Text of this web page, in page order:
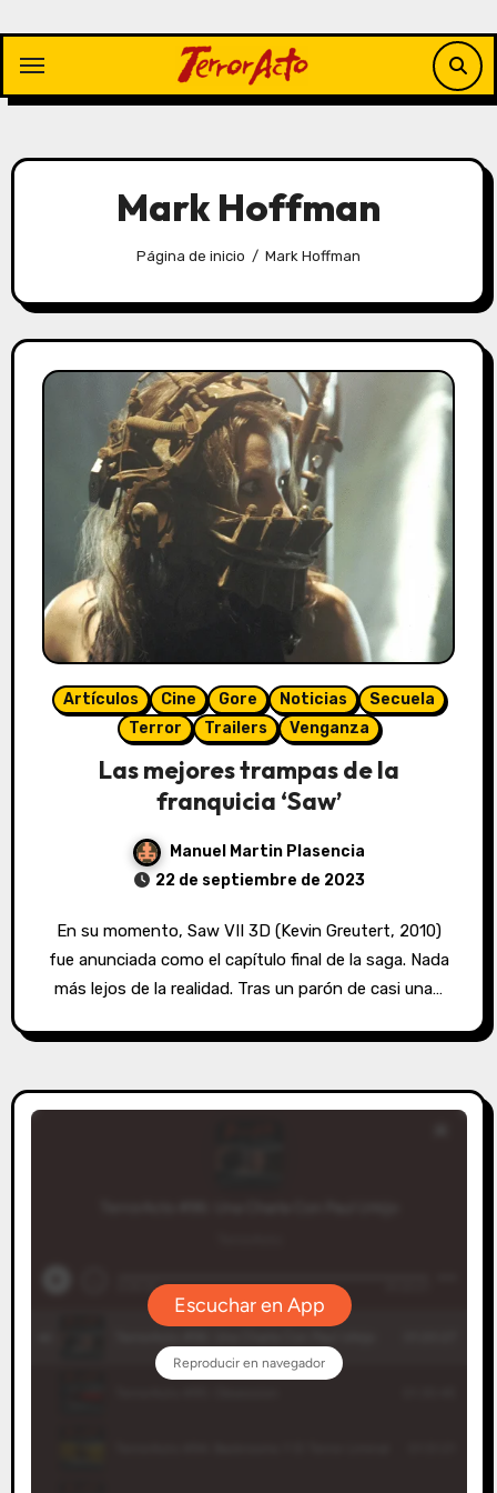
contenido
Mark Hoffman
Página de inicio Mark Hoffman
Artículos Cine Gore Noticias
Secuela
Terror
Trailers Venganza
Las mejores trampas de la
franquicia ‘Saw’
Manuel Martin Plasencia
22 de septiembre de 2023
En su momento, Saw VII 3D (Kevin Greutert, 2010)
fue anunciada como el capítulo final de la saga. Nada
más lejos de la realidad. Tras un parón de casi una…